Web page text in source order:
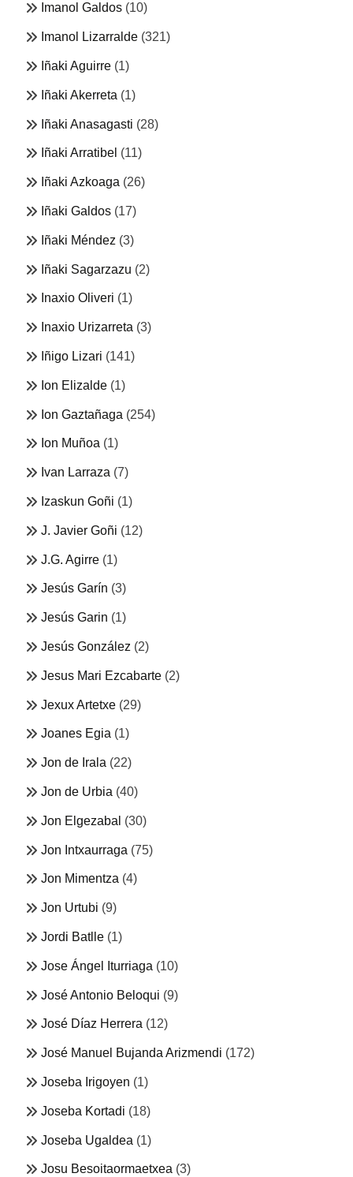
Imanol Galdos (10)
Imanol Lizarralde (321)
Iñaki Aguirre (1)
Iñaki Akerreta (1)
Iñaki Anasagasti (28)
Iñaki Arratibel (11)
Iñaki Azkoaga (26)
Iñaki Galdos (17)
Iñaki Méndez (3)
Iñaki Sagarzazu (2)
Inaxio Oliveri (1)
Inaxio Urizarreta (3)
Iñigo Lizari (141)
Ion Elizalde (1)
Ion Gaztañaga (254)
Ion Muñoa (1)
Ivan Larraza (7)
Izaskun Goñi (1)
J. Javier Goñi (12)
J.G. Agirre (1)
Jesús Garín (3)
Jesús Garin (1)
Jesús González (2)
Jesus Mari Ezcabarte (2)
Jexux Artetxe (29)
Joanes Egia (1)
Jon de Irala (22)
Jon de Urbia (40)
Jon Elgezabal (30)
Jon Intxaurraga (75)
Jon Mimentza (4)
Jon Urtubi (9)
Jordi Batlle (1)
Jose Ángel Iturriaga (10)
José Antonio Beloqui (9)
José Díaz Herrera (12)
José Manuel Bujanda Arizmendi (172)
Joseba Irigoyen (1)
Joseba Kortadi (18)
Joseba Ugaldea (1)
Josu Besoitaormaetxea (3)